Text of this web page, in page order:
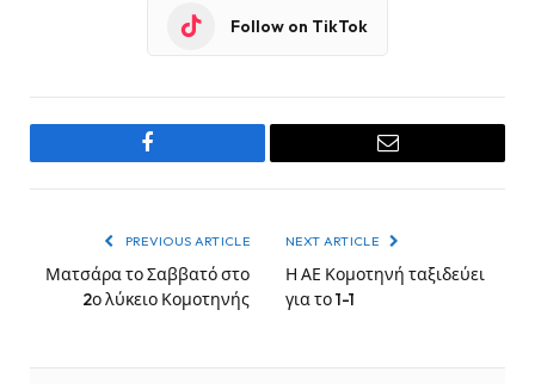
Follow on TikTok
Facebook Email
PREVIOUS ARTICLE
Ματσάρα το Σαββατό στο
2ο λύκειο Κομοτηνής
NEXT ARTICLE
Η ΑΕ Κομοτηνή ταξιδεύει
για το 1-1